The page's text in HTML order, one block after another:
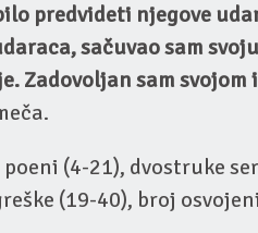
predvideti njegove
sačuvao sam
Zadovoljan sam
(4-21), dvostruke
(19-40), broj